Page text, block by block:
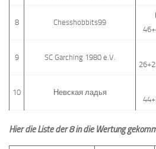
8 Chesshobbits99
9 SC Garching 1980 e.V.
10 Невская ладья
Hier die Liste der 8 in die Wertung